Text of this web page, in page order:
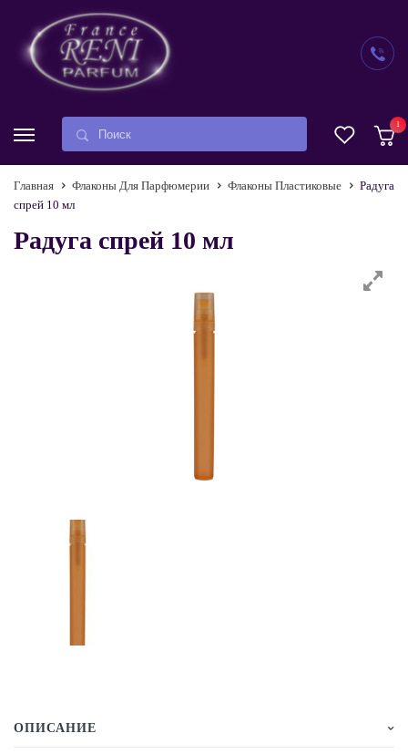
1
Главная Флаконы Для Парфюмерии Флаконы Пластиковые
Радуга
спрей 10 мл
Радуга спрей 10 мл
ОПИСАНИЕ